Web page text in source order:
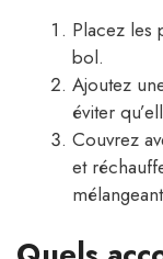
Placez les
bol.
Ajoutez
éviter
Couvrez
et